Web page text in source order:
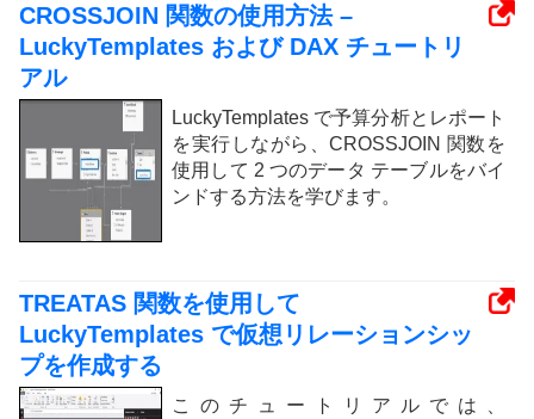
CROSSJOIN 関数の使用方法 –
LuckyTemplates および DAX チュートリ
アル
LuckyTemplates で予算分析とレポート
を実行しながら、CROSSJOIN 関数を
使用して 2 つのデータ テーブルをバイ
ンドする方法を学びます。
TREATAS 関数を使用して
LuckyTemplates で仮想リレーションシッ
プを作成する
このチュートリアルでは、